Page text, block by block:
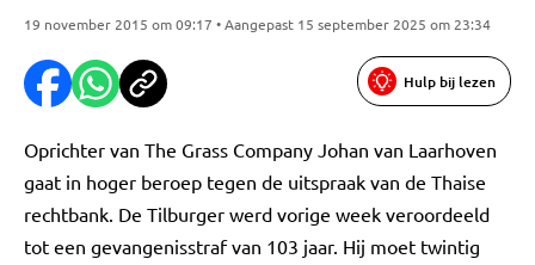
19 november 2015 om 09:17 • Aangepast 15 september 2025 om 23:34
Hulp bij lezen
Oprichter van The Grass Company Johan van Laarhoven
gaat in hoger beroep tegen de uitspraak van de Thaise
rechtbank. De Tilburger werd vorige week veroordeeld
tot een gevangenisstraf van 103 jaar. Hij moet twintig